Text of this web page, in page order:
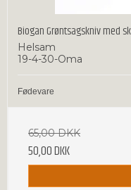
Biogan Grøntsagskniv med
Helsam
19-4-30-Oma
Fødevare
65,00 DKK
50,00 DKK